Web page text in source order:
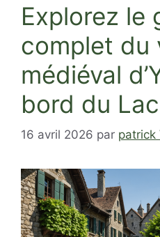
Explorez le
complet du
médiéval
bord du
16 avril 2026 par patrick